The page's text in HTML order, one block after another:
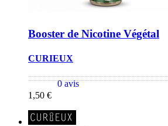
Booster de Nicotine Végétal
CURIEUX
0 avis
1,50 €